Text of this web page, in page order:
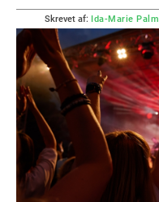
Skrevet af: Ida-Marie